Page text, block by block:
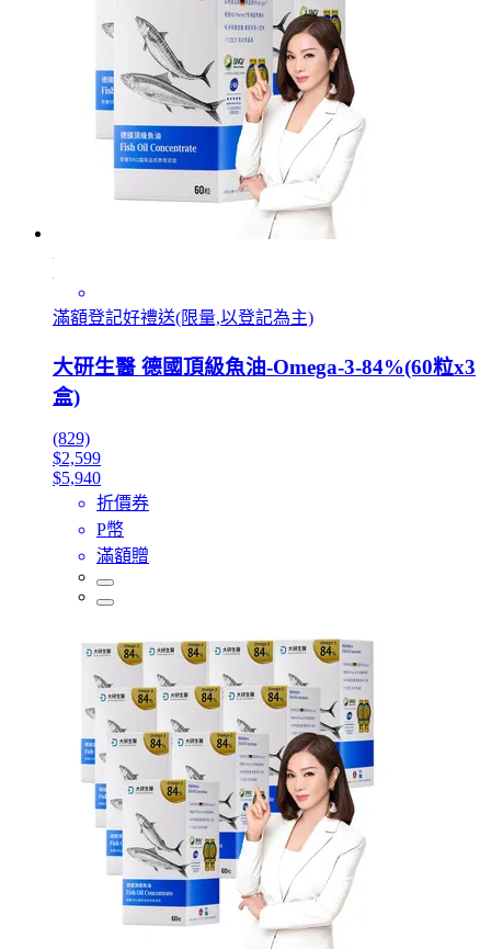
滿額登記好禮送(限量,以登記為主)
大研生醫 德國頂級魚油-Omega-3-84%(60粒x3
盒)
(829)
$2,599
$5,940
折價券
P幣
滿額贈